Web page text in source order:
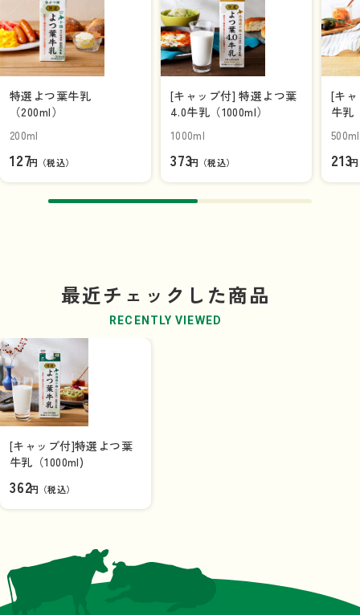
特選よつ葉牛乳
（200ml）
200ml
127円（税込）
[キャップ付] 特選よつ葉
4.0牛乳（1000ml）
1000ml
373円（税込）
[キ
牛乳
500ml
213
最近チェックした商品
RECENTLY VIEWED
[キャップ付]特選よつ葉
牛乳（1000ml)
362円（税込）